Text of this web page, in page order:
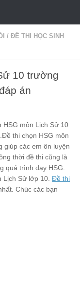
/ ĐỀ THI HỌC SINH
10 trường
án
HSG môn Lịch Sử 10
thi chọn HSG môn
giúp các em ôn luyện
thời đề thi cũng là
quá trình dạy HSG.
Lịch Sử lớp 10. Đề thi
Chúc các bạn